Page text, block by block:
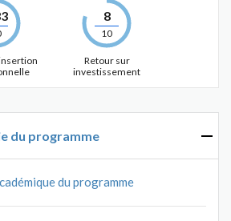
8
10
Retour sur
investissement
du programme
du programme